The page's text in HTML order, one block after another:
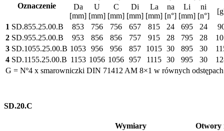
Oznaczenie
Da
[mm]
U
[mm]
C
[mm]
Di
[mm]
La
[mm]
na
[n°]
Li
[mm]
ni
[n°]
1 SD.855.25.00.B 853 756 756 657 815 24 695 24
2 SD.955.25.00.B 953 856 856 757 915 28 795 28
3 SD.1055.25.00.B 1053 956 956 857 1015 30 895 30
4 SD.1155.25.00.B 1153 1056 1056 957 1115 30 995 30
G = Nº4 x smarowniczki DIN 71412 AM 8×1 w równych odstępach
SD.20.C
Wymiary
Otwory